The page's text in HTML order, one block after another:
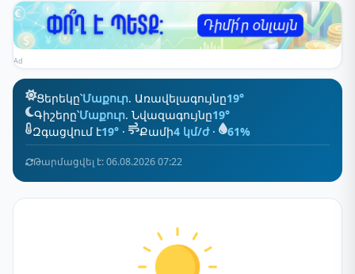
Ad
Ցերեկը՝Մաքուր. Առավելագույնը19°
Գիշերը՝Մաքուր. Նվազագույնը19°
Զգացվում է19° · Քամի4 կմ/ժ· 61%
Թարմացվել է: 06.08.2026 07:22